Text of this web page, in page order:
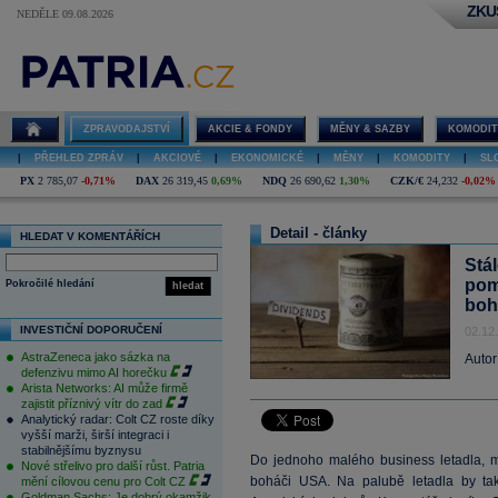
NEDĚLE 09.08.2026
ZPRAVODAJSTVÍ AKCIE & FONDY MĚNY & SAZBY
PŘEHLED ZPRÁV AKCIOVÉ EKONOMICKÉ MĚNY KOMODITY
PX 2 785,07 -0,71% DAX 26 319,45 0,69% NDQ 26 690,62 1,30% CZK/€ 24,232 -0,02%
HLEDAT V KOMENTÁŘÍCH
hledat
Pokročilé hledání
INVESTIČNÍ DOPORUČENÍ
AstraZeneca jako sázka na
defenzivu mimo AI horečku
Arista Networks: AI může firmě
zajistit příznivý vítr do zad
Analytický radar: Colt CZ roste díky
vyšší marži, širší integraci i
stabilnějšímu byznysu
Nové střelivo pro další růst. Patria
mění cílovou cenu pro Colt CZ
Detail - články
Do jednoho malého business letadla,
boháči USA. Na palubě letadla by